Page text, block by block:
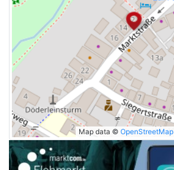
Map data © OpenStreetMap